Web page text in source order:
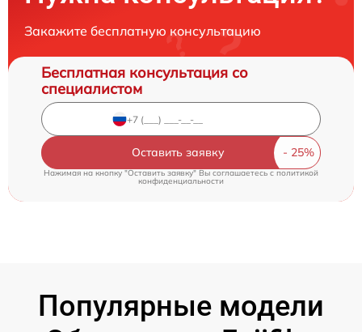
Закажите бесплатную консультацию
Бесплатная консультация со
специалистом
Оставить заявку
Нажимая на кнопку "Оставить заявку" Вы соглашаетесь c политикой
конфиденциальности
Популярные модели